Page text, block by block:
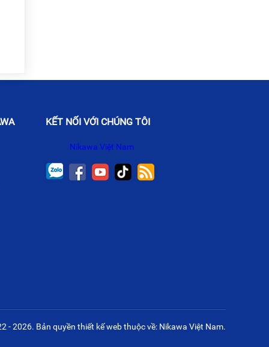
KẾT NỐI VỚI CHÚNG TÔI
Nikawa Việt Nam
- 2026. Bản quyền thiết kế webthuộc về: Nikawa Việt Nam.